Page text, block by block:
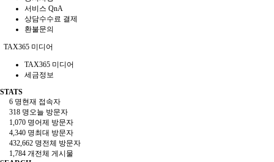
서비스 QnA
상담수수료 결제
환불문의
TAX365 미디어
TAX365 미디어
세금정보
STATS
6 명현재 접속자
318 명 오늘 방문자
1,070 명어제 방문자
4,340 명최대 방문자
432,662 명전체 방문자
1,784 개전체 게시물